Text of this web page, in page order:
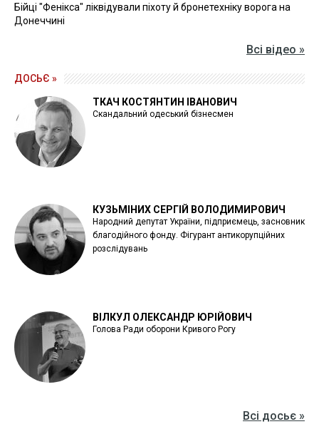
Бійці "Фенікса" ліквідували піхоту й бронетехніку ворога на
Донеччині
Всі відео »
ДОСЬЄ »
ТКАЧ КОСТЯНТИН ІВАНОВИЧ
Скандальний одеський бізнесмен
КУЗЬМІНИХ СЕРГІЙ ВОЛОДИМИРОВИЧ
Народний депутат України, підприємець, засновник
благодійного фонду. Фігурант антикорупційних
розслідувань
ВІЛКУЛ ОЛЕКСАНДР ЮРІЙОВИЧ
Голова Ради оборони Кривого Рогу
Всі досьє »